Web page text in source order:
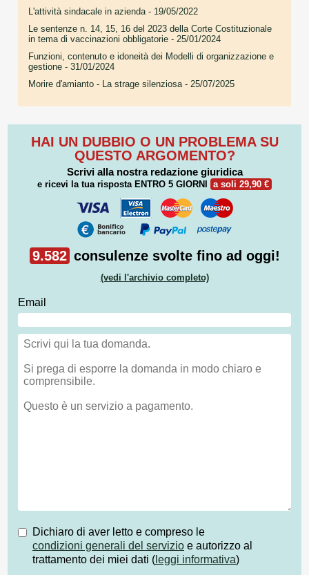
L'attività sindacale in azienda - 19/05/2022
Le sentenze n. 14, 15, 16 del 2023 della Corte Costituzionale
in tema di vaccinazioni obbligatorie - 25/01/2024
Funzioni, contenuto e idoneità dei Modelli di organizzazione e
gestione - 31/01/2024
Morire d'amianto - La strage silenziosa - 25/07/2025
HAI UN DUBBIO O UN PROBLEMA SU
QUESTO ARGOMENTO?
Scrivi alla nostra redazione giuridica
e ricevi la tua risposta ENTRO 5 GIORNI a soli 29,90 €
9.582 consulenze svolte fino ad oggi!
(vedi l'archivio completo)
Email
Dichiaro di aver letto e compreso le
condizioni generali del servizio e autorizzo al
trattamento dei miei dati ( leggi informativa)